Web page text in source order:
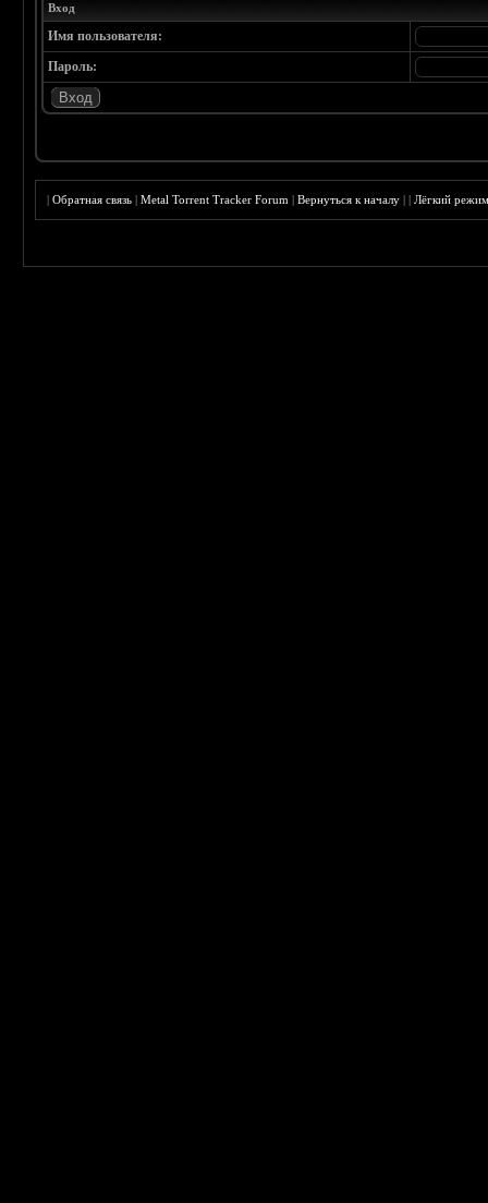
Вход
Имя пользователя:
Пароль:
|Обратная связь |Metal Torrent Tracker Forum |Вернуться к началу ||Лёгкий